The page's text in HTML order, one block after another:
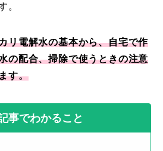
。
リ電解水の基本から、自宅で作
の配合、掃除で使うときの注意
す。
事でわかること